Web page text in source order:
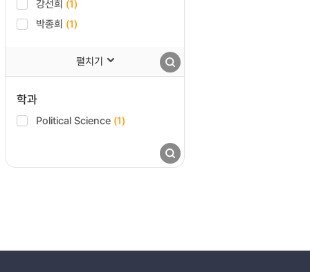
강선희 (1)
박종희 (1)
펼치기
학과
Political Science (1)